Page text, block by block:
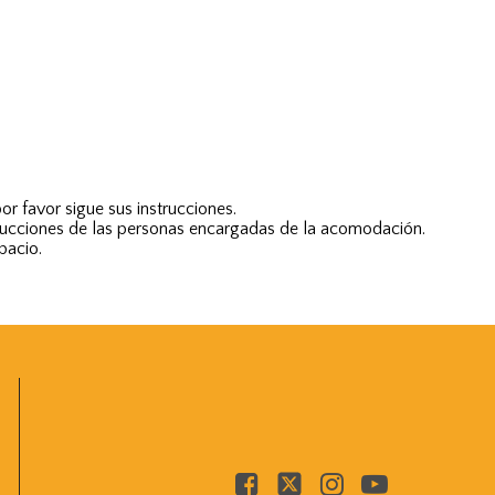
favor sigue sus instrucciones.
de las personas encargadas de la acomodación.